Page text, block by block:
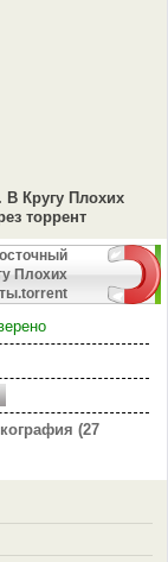
Кругу Плохих
торрент
Плохих
(27